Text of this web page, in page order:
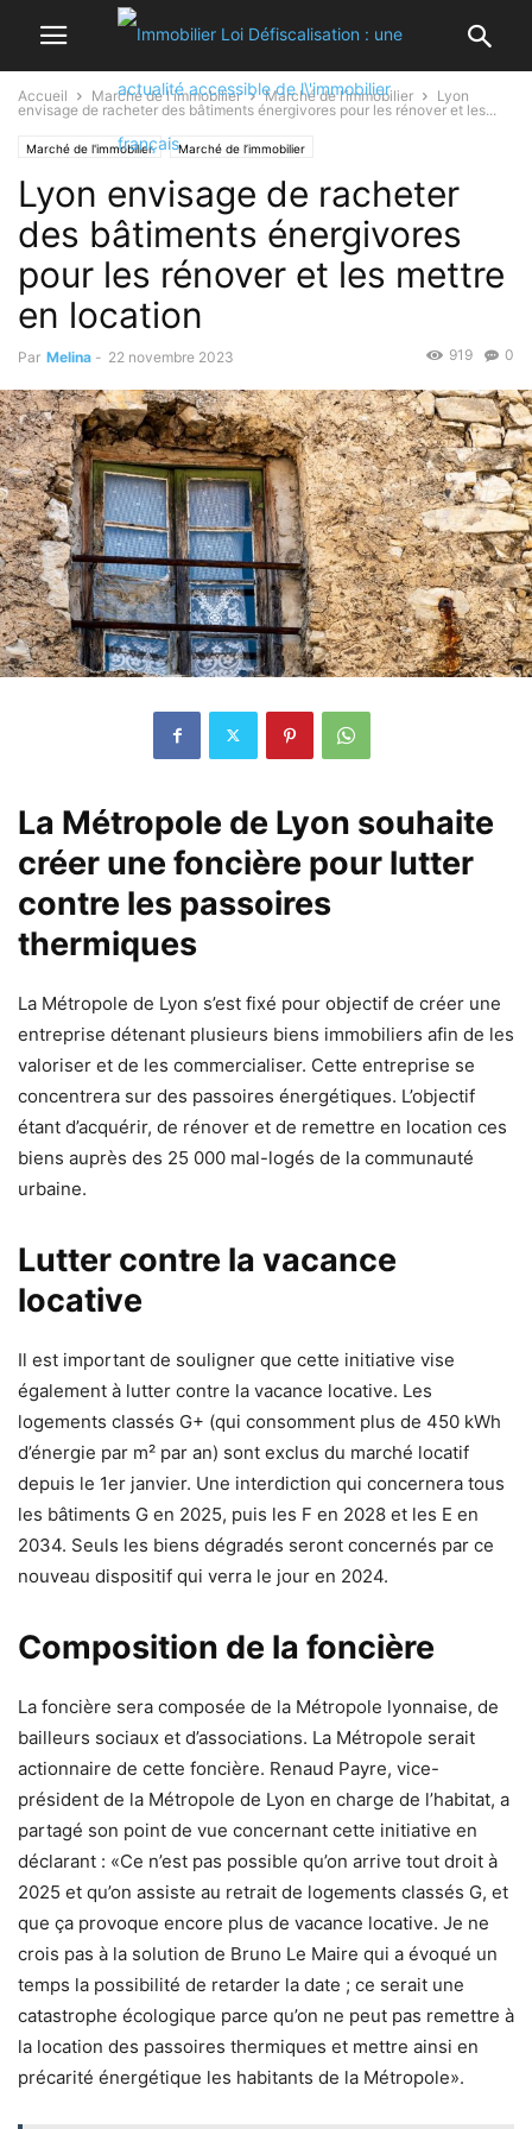
Accueil Marché de l'immobilier Marché de l’immobilier
Lyon
envisage de racheter des bâtiments énergivores pour les rénover et les...
Marché de l'immobilier Marché de l’immobilier
Lyon envisage de racheter
des bâtiments énergivores
pour les rénover et les mettre
en location
Par Melina - 22 novembre 2023 0
919
La Métropole de Lyon souhaite
créer une foncière pour lutter
contre les passoires
thermiques
La Métropole de Lyon s’est fixé pour objectif de créer une
entreprise détenant plusieurs biens immobiliers afin de les
valoriser et de les commercialiser. Cette entreprise se
concentrera sur des passoires énergétiques. L’objectif
étant d’acquérir, de rénover et de remettre en location ces
biens auprès des 25 000 mal-logés de la communauté
urbaine.
Lutter contre la vacance
locative
Il est important de souligner que cette initiative vise
également à lutter contre la vacance locative. Les
logements classés G+ (qui consomment plus de 450 kWh
d’énergie par m² par an) sont exclus du marché locatif
depuis le 1er janvier. Une interdiction qui concernera tous
les bâtiments G en 2025, puis les F en 2028 et les E en
2034. Seuls les biens dégradés seront concernés par ce
nouveau dispositif qui verra le jour en 2024.
Composition de la foncière
La foncière sera composée de la Métropole lyonnaise, de
bailleurs sociaux et d’associations. La Métropole serait
actionnaire de cette foncière. Renaud Payre, vice-
président de la Métropole de Lyon en charge de l’habitat, a
partagé son point de vue concernant cette initiative en
déclarant : «Ce n’est pas possible qu’on arrive tout droit à
2025 et qu’on assiste au retrait de logements classés G, et
que ça provoque encore plus de vacance locative. Je ne
crois pas à la solution de Bruno Le Maire qui a évoqué un
temps la possibilité de retarder la date ; ce serait une
catastrophe écologique parce qu’on ne peut pas remettre à
la location des passoires thermiques et mettre ainsi en
précarité énergétique les habitants de la Métropole».